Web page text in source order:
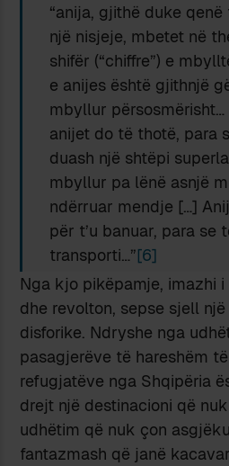
“anija, gjithë duke
një nisjeje, mbetet në
shifër (“chiffre”) e
e anijes është gjithnjë
mbyllur përsosmërisht…
anijet do të thotë, para
duash një shtëpi
mbyllur pa lënë asnjë
ndërruar mendje […]
për t’u banuar, para se
transporti…”[6]
Nga kjo pikëpamje, imazhi i
dhe revolton, sepse sjell
disforike. Ndryshe nga
pasagjerëve të hareshëm të
refugjatëve nga Shqipëria
drejt një destinacioni që
udhëtim që nuk çon
fantazmash që janë